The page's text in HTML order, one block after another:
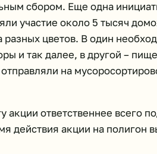
сбором. Еще одна
участие около 5 тысяч
разных цветов. В один
и так далее, в другой –
на
акции ответственнее всего
действия акции на полигон